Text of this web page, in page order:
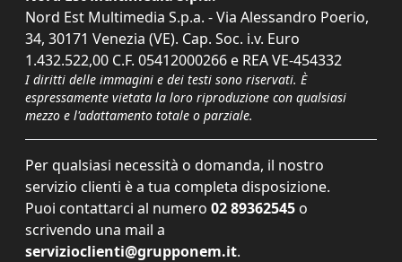
Nord Est Multimedia S.p.a. - Via Alessandro Poerio,
34, 30171 Venezia (VE). Cap. Soc. i.v. Euro
1.432.522,00 C.F. 05412000266 e REA VE-454332
I diritti delle immagini e dei testi sono riservati. È
espressamente vietata la loro riproduzione con qualsiasi
mezzo e l'adattamento totale o parziale.
Per qualsiasi necessità o domanda, il nostro
servizio clienti è a tua completa disposizione.
Puoi contattarci al numero 02 89362545 o
scrivendo una mail a
servizioclienti@grupponem.it.